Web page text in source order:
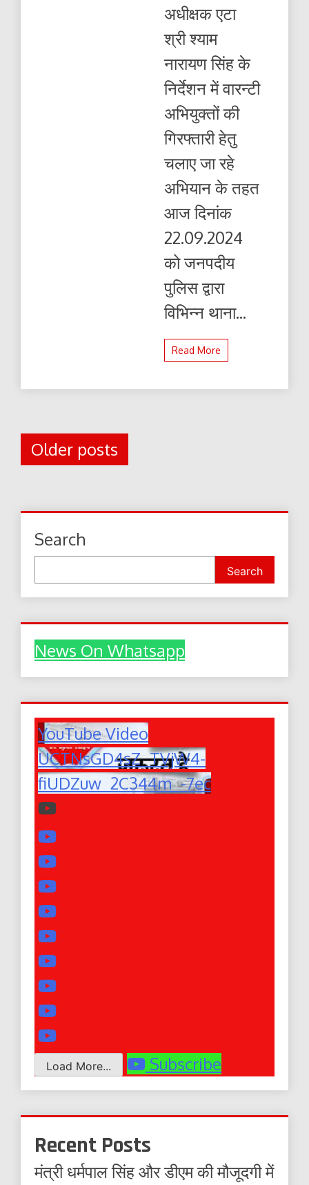
किया
अधीक्षक एटा
श्री श्याम
नारायण सिंह के
निर्देशन में वारन्टी
अभियुक्तों की
गिरफ्तारी हेतु
चलाए जा रहे
अभियान के तहत
आज दिनांक
22.09.2024
को जनपदीय
पुलिस द्वारा
विभिन्न थाना...
Read More
Posts
Older posts
Search
Search
News On Whatsapp
YouTube Video
UCTNsGD4sZ_TVjW4-
fiUDZuw_2C344m_-7ec
Load More... Subscribe
Recent Posts
मंत्री धर्मपाल सिंह और डीएम की मौजूदगी में